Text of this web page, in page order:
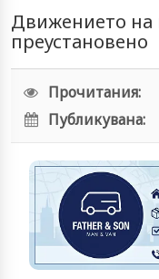
Движението на
преустановено
Прочитания:
Публикувана: